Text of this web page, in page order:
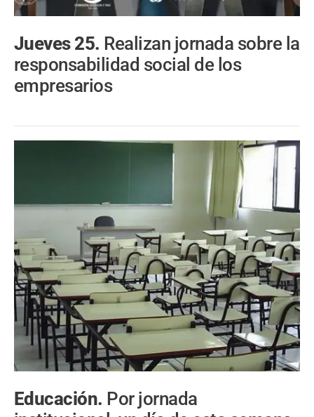
Jueves 25. Realizan jornada sobre la
responsabilidad social de los
empresarios
Educación. Por jornada